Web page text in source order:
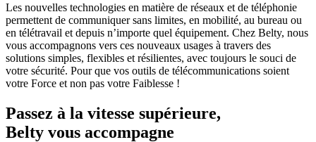
Les nouvelles technologies en matière de réseaux et de téléphonie
permettent de communiquer sans limites, en mobilité, au bureau ou
en télétravail et depuis n’importe quel équipement. Chez Belty, nous
vous accompagnons vers ces nouveaux usages à travers des
solutions simples, flexibles et résilientes, avec toujours le souci de
votre sécurité. Pour que vos outils de télécommunications soient
votre Force et non pas votre Faiblesse !
Passez à la vitesse supérieure,
Belty vous accompagne